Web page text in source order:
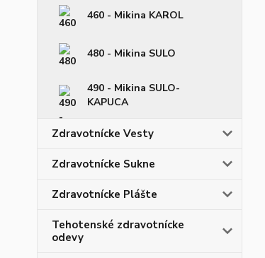
460 - Mikina KAROL
480 - Mikina SULO
490 - Mikina SULO-
KAPUCA
Zdravotnícke Vesty
Zdravotnícke Sukne
Zdravotnícke Plášte
Tehotenské zdravotnícke
odevy